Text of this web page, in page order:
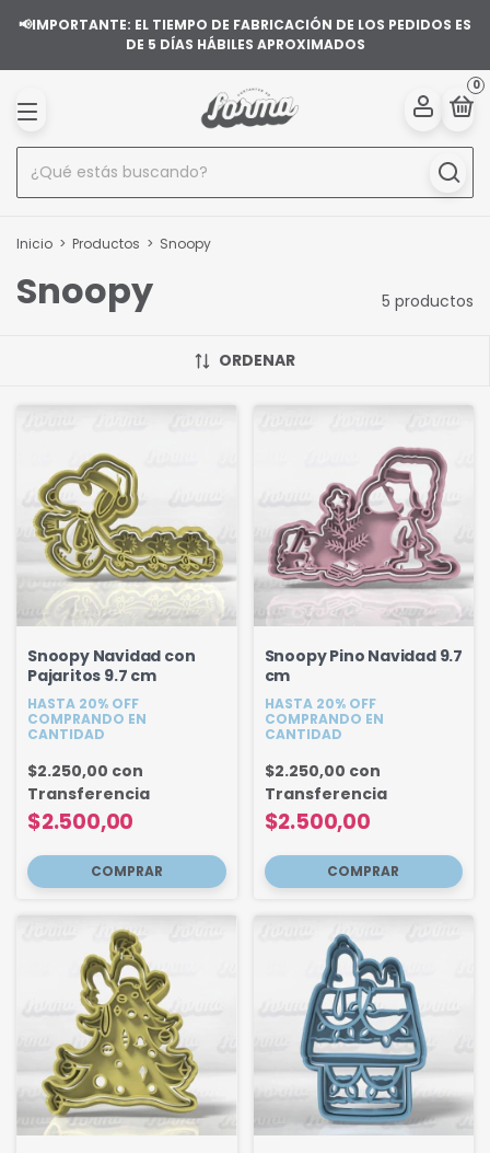
📢IMPORTANTE: EL TIEMPO DE FABRICACIÓN DE LOS PEDIDOS ES
DE 5 DÍAS HÁBILES APROXIMADOS
0
Inicio > Productos > Snoopy
Snoopy 5 productos
ORDENAR
Snoopy Navidad con
Pajaritos 9.7 cm
HASTA 20% OFF
COMPRANDO EN
CANTIDAD
$2.500,00
$2.250,00 con
Transferencia
Snoopy Pino Navidad 9.7
cm
HASTA 20% OFF
COMPRANDO EN
CANTIDAD
$2.500,00
$2.250,00 con
Transferencia